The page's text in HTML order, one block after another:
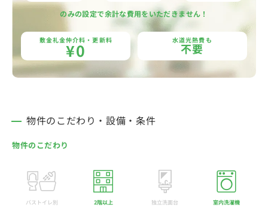
のみの設定で余計な費用をいただきません！
敷金礼金仲介料・更新料
¥0 水道光熱費も
不要
物件のこだわり・設備・条件
物件のこだわり
バストイレ別 2階以上 独立洗面台 室内洗濯機